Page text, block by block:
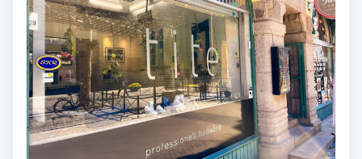
Spa-pedikyr
Spraytan
Stylist
Sugaring